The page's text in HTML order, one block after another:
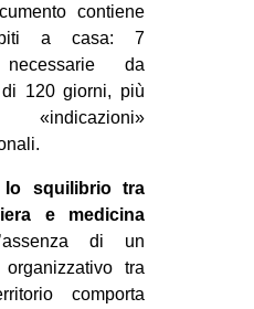
contiene
a casa: 7
necessarie da
120 giorni, più
lo squilibrio tra
e medicina
di un
tra
comporta